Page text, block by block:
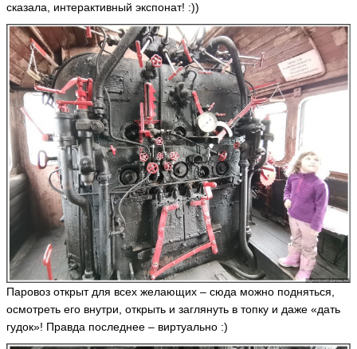
сказала, интерактивный экспонат! :))
Паровоз открыт для всех желающих – сюда можно подняться,
осмотреть его внутри, открыть и заглянуть в топку и даже «дать
гудок»! Правда последнее – виртуально :)